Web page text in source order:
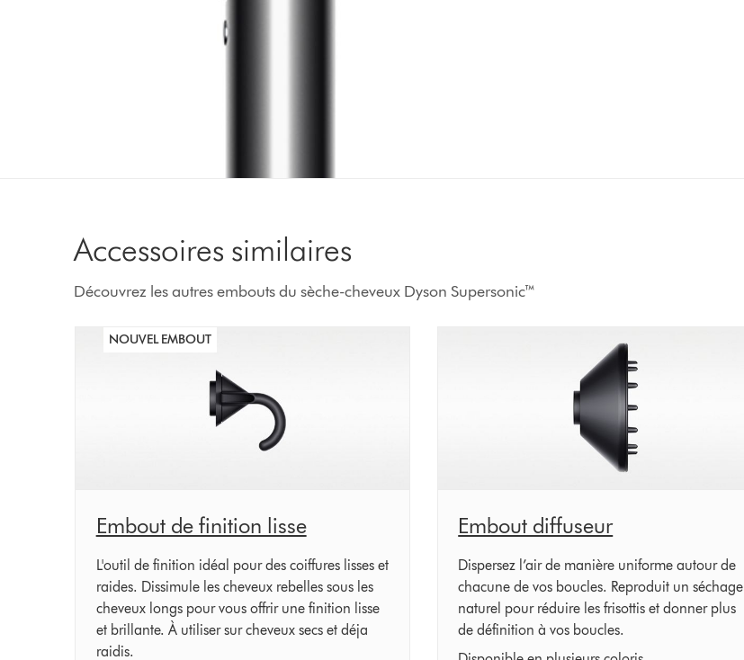
Accessoires similaires
Découvrez les autres embouts du sèche-cheveux Dyson Supersonic™
NOUVEL EMBOUT
Embout de finition lisse
L'outil de finition idéal pour des coiffures lisses et
raides. Dissimule les cheveux rebelles sous les
cheveux longs pour vous offrir une finition lisse
et brillante. À utiliser sur cheveux secs et déja
raidis.
Embout diffuseur
Dispersez l’air de manière uniforme autour de
chacune de vos boucles. Reproduit un séchage
naturel pour réduire les frisottis et donner plus
de définition à vos boucles.